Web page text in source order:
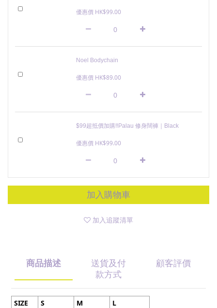
優惠價 HK$99.00
Noel Bodychain
優惠價 HK$89.00
$99超抵價加購‼️Palau 修身闊褲｜Black
優惠價 HK$99.00
加入購物車
加入追蹤清單
商品描述 送貨及付
款方式
顧客評價
SIZE S M
L